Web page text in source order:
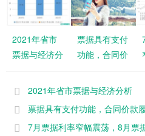
2021年省市
票据与经济分
票据具有支付
功能，合同价
二审依法予以
2021年省市票据与经济分析
票据具有支付功能，合同价款
7月票据利率窄幅震荡，8月票